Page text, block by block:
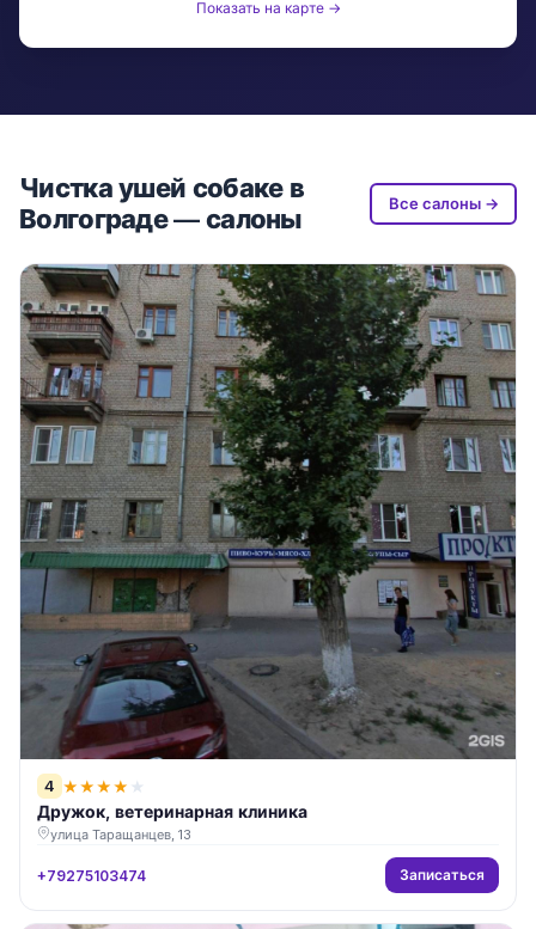
Показать на карте →
Чистка ушей собаке в
Волгограде — салоны
Все салоны →
4 ★★★★ ★
Дружок, ветеринарная клиника
улица Таращанцев, 13
+79275103474 Записаться